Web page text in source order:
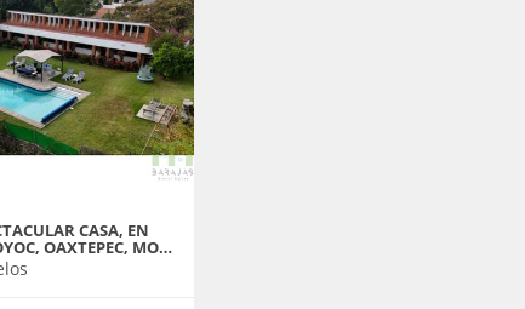
CASA, EN
OAXTEPEC, MO…